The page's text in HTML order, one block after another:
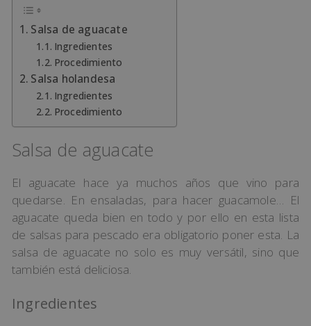
Salsa de aguacate
Ingredientes
Procedimiento
Salsa holandesa
Ingredientes
Procedimiento
Salsa de aguacate
El aguacate hace ya muchos años que vino para
quedarse. En ensaladas, para hacer guacamole… El
aguacate queda bien en todo y por ello en esta lista
de salsas para pescado era obligatorio poner esta. La
salsa de aguacate no solo es muy versátil, sino que
también está deliciosa.
Ingredientes